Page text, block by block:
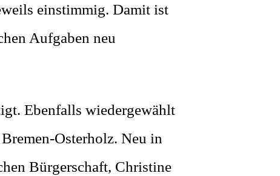
einstimmig. Damit ist
Aufgaben neu
Ebenfalls wiedergewählt
Osterholz. Neu in
Bürgerschaft, Christine